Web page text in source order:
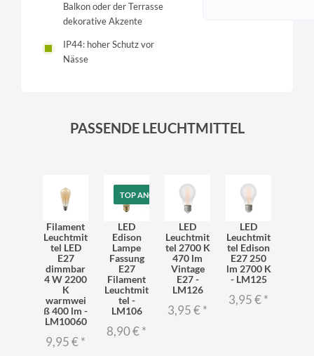
Balkon oder der Terrasse
dekorative Akzente
IP44: hoher Schutz vor
Nässe
PASSENDE LEUCHTMITTEL
Filament
Leuchtmit
tel LED
E27
dimmbar
4 W 2200
K
warmwei
ß 400 lm -
LM10060
9,95 €*
TOP ANGEBOT
LED
Edison
Lampe
Fassung
E27
Filament
Leuchtmit
tel -
LM106
8,90 €*
LED
Leuchtmit
tel 2700 K
470 lm
Vintage
E27 -
LM126
3,95 €*
LED
Leuchtmit
tel Edison
E27 250
lm 2700 K
- LM125
3,95 €*